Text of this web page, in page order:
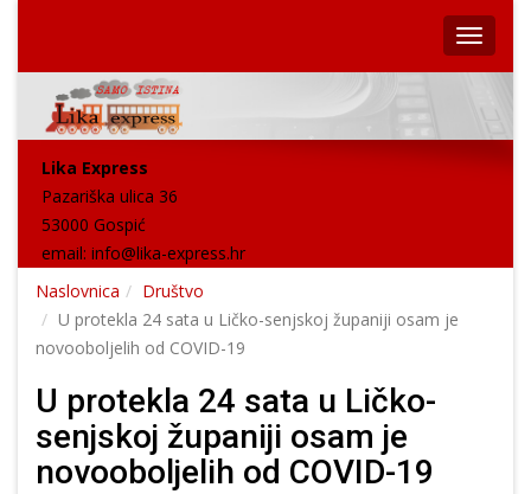
Lika Express
Pazariška ulica 36
53000 Gospić
email: info@lika-express.hr
Naslovnica
Društvo
U protekla 24 sata u Ličko-senjskoj županiji osam je
novooboljelih od COVID-19
U protekla 24 sata u Ličko-
senjskoj županiji osam je
novooboljelih od COVID-19